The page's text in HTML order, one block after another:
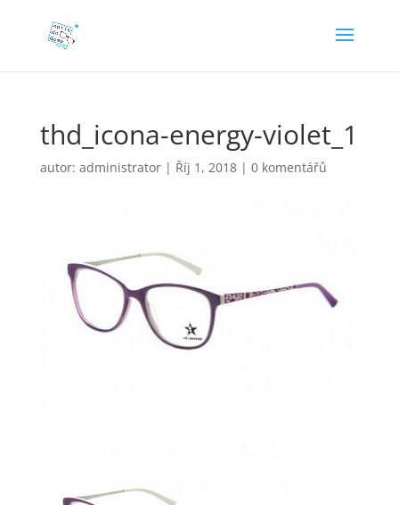
thd_icona-energy-violet_1
autor: administrator| Říj 1, 2018| 0 komentářů